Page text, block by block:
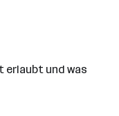
erlaubt und was